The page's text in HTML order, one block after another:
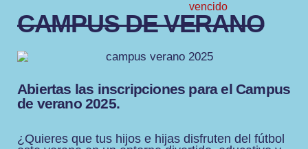
vencido
CAMPUS DE VERANO
Abiertas las inscripciones para el Campus
de verano 2025.
¿Quieres que tus hijos e hijas disfruten del fútbol